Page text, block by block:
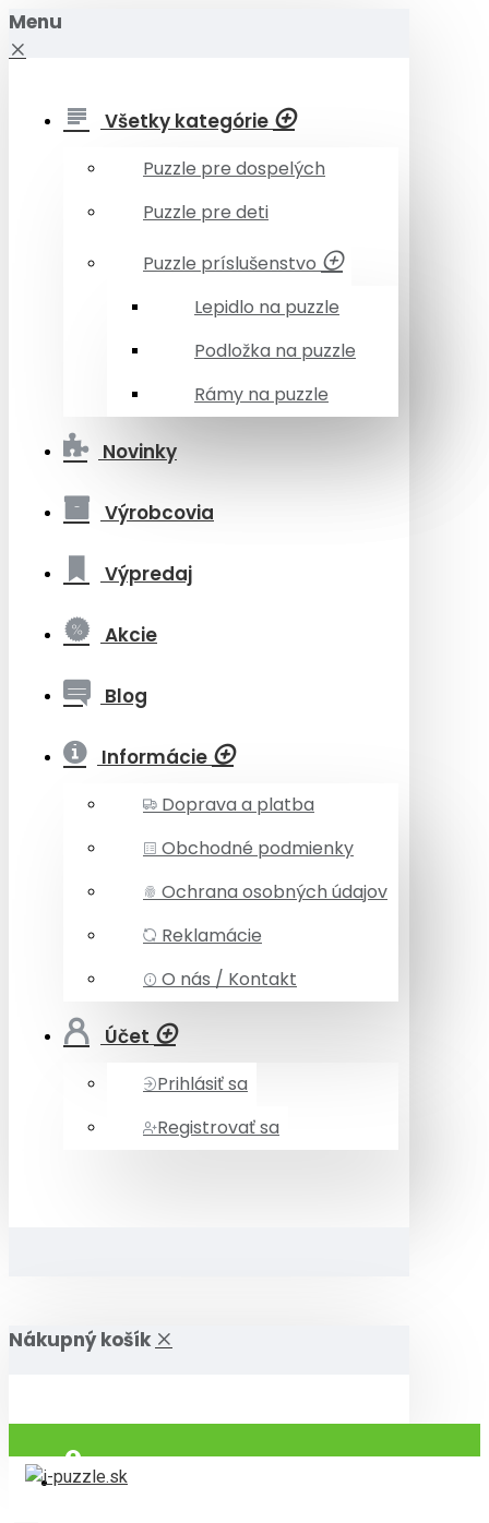
Menu
Všetky kategórie
Puzzle pre dospelých
Puzzle pre deti
Puzzle príslušenstvo
Lepidlo na puzzle
Podložka na puzzle
Rámy na puzzle
Novinky
Výrobcovia
Výpredaj
Akcie
Blog
Informácie
Doprava a platba
Obchodné podmienky
Ochrana osobných údajov
Reklamácie
O nás / Kontakt
Účet
Prihlásiť sa
Registrovať sa
Nákupný košík
Prihlásiť